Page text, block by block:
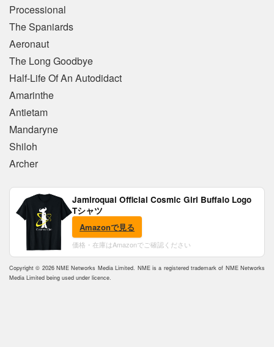
Processional
The Spaniards
Aeronaut
The Long Goodbye
Half-Life Of An Autodidact
Amarinthe
Antietam
Mandaryne
Shiloh
Archer
Jamiroquai Official Cosmic Girl Buffalo Logo
Tシャツ
Amazonで見る
価格・在庫はAmazonでご確認ください
Copyright © 2026 NME Networks Media Limited. NME is a registered trademark of NME Networks
Media Limited being used under licence.